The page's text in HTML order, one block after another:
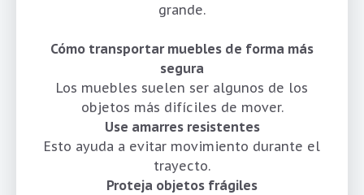
grande.
Cómo transportar muebles de forma más
segura
Los muebles suelen ser algunos de los
objetos más difíciles de mover.
Use amarres resistentes
Esto ayuda a evitar movimiento durante el
trayecto.
Proteja objetos frágiles